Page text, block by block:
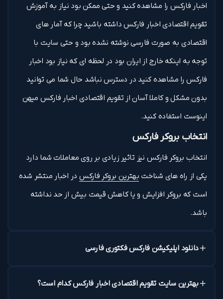
اخبار فارکس را مشاهده کنید و حتی ممکن بود نیاز به آموزش
تقویم اقتصادی اخبار فارکس داشته باشید چرا که آمار های
اقتصادی به صورت فارسی نوشته نشده بود و حتی سایت با
توجه به اینکه خارج از ایران بود در لحظه ای که نیاز بود اخبار
فارکس را مشاهده کنید در دسترس نباشد حال شما می توانید
بدون مشکل و کاملا آسان از تقویم اقتصادی اخبار فارکس میهن
اینوست استفاده کنید.
انتخاب بروکر فارکس
انتخاب بروکر فارکس نیز تاثیر زیادی بر روی معاملات شما دارد
یکی از راه های شناخت بهترین بروکر فارکس در اخبار منتشر شده
است که بروکر افزایش و یا کاهش قیمت بیش از حد نداشته
باشد.
دانلود اپلیکیشن فارکس فکتوری فارسی
بهترین سایت تقویم اقتصادی اخبار فارکس کدام است؟